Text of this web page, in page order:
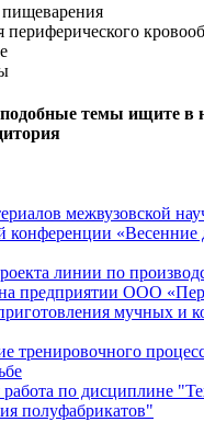
подобные темы ищите в
межвузовской
конференции «Весенние
линии по
предприятии ООО
мучных и
тренировочного
работа по дисциплине
полуфабрикатов"